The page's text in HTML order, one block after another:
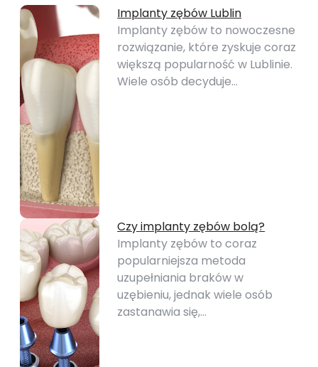
Implanty zębów Lublin
Implanty zębów to nowoczesne
rozwiązanie, które zyskuje coraz
większą popularność w Lublinie.
Wiele osób decyduje…
Czy implanty zębów bolą?
Implanty zębów to coraz
popularniejsza metoda
uzupełniania braków w
uzębieniu, jednak wiele osób
zastanawia się,…